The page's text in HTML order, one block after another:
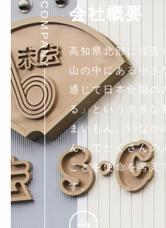
COMPANY 会社概要
高知県北部に位置
山の中にある小さ
通じて日本全国の
る」という大きな
まいもん、いなか
ん」でたくさんの
ことを使命を考え
す。